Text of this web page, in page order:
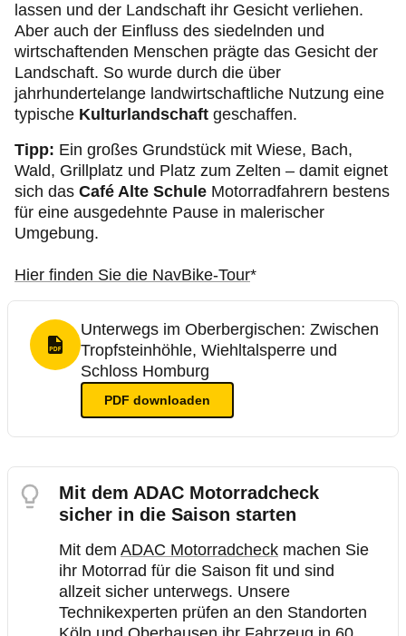
lassen und der Landschaft ihr Gesicht verliehen.
Aber auch der Einfluss des siedelnden und
wirtschaftenden Menschen prägte das Gesicht der
Landschaft. So wurde durch die über
jahrhundertelange landwirtschaftliche Nutzung eine
typische Kulturlandschaft geschaffen.
Tipp: Ein großes Grundstück mit Wiese, Bach,
Wald, Grillplatz und Platz zum Zelten – damit eignet
sich das Café Alte Schule Motorradfahrern bestens
für eine ausgedehnte Pause in malerischer
Umgebung.
Hier finden Sie die NavBike-Tour*
PDF Format
Unterwegs im Oberbergischen: Zwischen
Tropfsteinhöhle, Wiehltalsperre und
Schloss Homburg
PDF downloaden
Mit dem ADAC Motorradcheck
sicher in die Saison starten
Mit dem ADAC Motorradcheck machen Sie
ihr Motorrad für die Saison fit und sind
allzeit sicher unterwegs. Unsere
Technikexperten prüfen an den Standorten